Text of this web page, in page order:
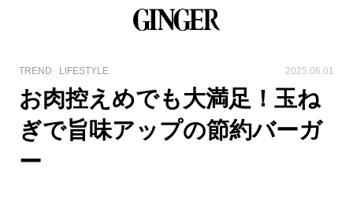
TREND LIFESTYLE 2025.06.01
お肉控えめでも大満足！玉ね
ぎで旨味アップの節約バーガ
ー